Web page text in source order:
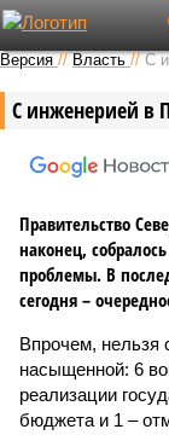
Версия //Власть //С
С инженерией в
Правительство
наконец,
проблемы. В
сегодня –
Впрочем, нельзя
насыщенной: 6
реализации
бюджета и 1 –